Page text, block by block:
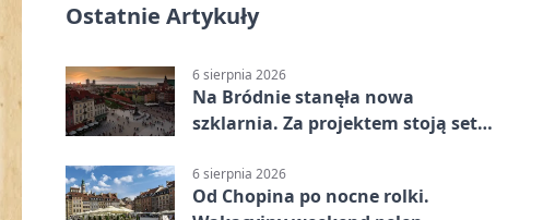
Ostatnie Artykuły
6 sierpnia 2026
Na Bródnie stanęła nowa
szklarnia. Za projektem stoją setki
6 sierpnia 2026
Od Chopina po nocne rolki.